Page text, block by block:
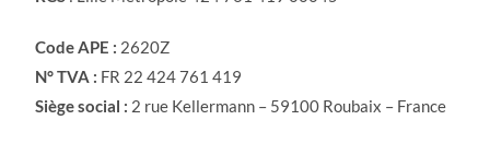
Code APE : 2620Z
N° TVA : FR 22 424 761 419
Siège social : 2 rue Kellermann – 59100 Roubaix – France